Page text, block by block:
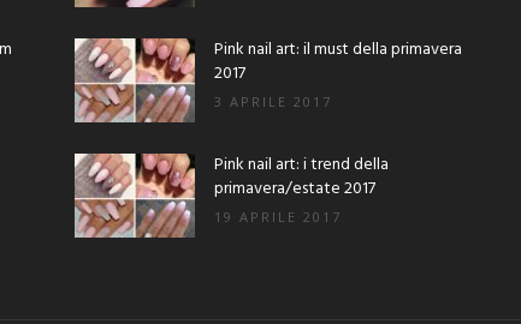
Pink nail art: il must della primavera
2017
3 APRILE 2017
Pink nail art: i trend della
primavera/estate 2017
19 APRILE 2017